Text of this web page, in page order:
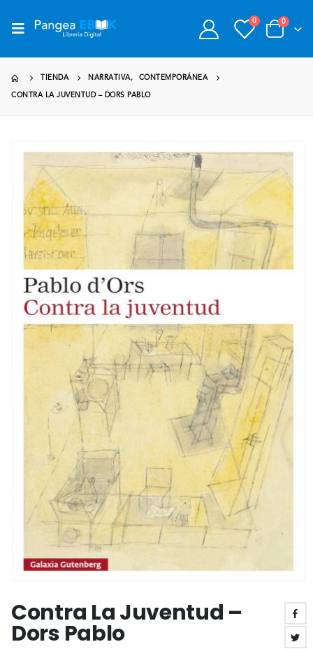
0 0
TIENDA NARRATIVA, CONTEMPORÁNEA
CONTRA LA JUVENTUD – DORS PABLO
Contra La Juventud –
Dors Pablo